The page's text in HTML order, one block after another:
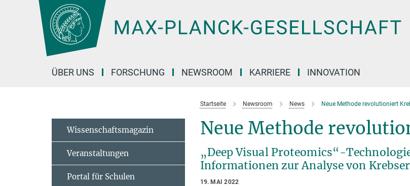
Hauptinhalt
ÜBER UNS FORSCHUNG NEWSROOM KARRIERE INNOVATION
Startseite Newsroom News Neue Methode revolutioniert
Neue Methode
„Deep Visual Proteomics“-
Informationen zur Analyse von
19. MAI 2022
Wissenschaftsmagazin
Veranstaltungen
Portal für Schulen